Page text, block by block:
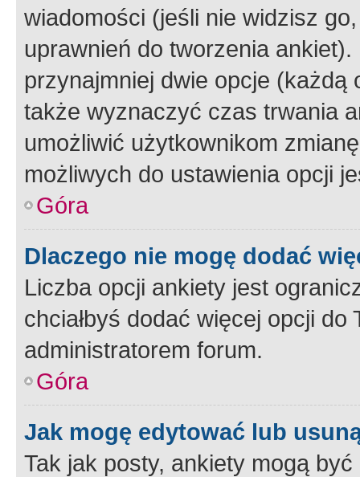
wiadomości (jeśli nie widzisz
uprawnień do tworzenia
przynajmniej dwie opcje
także wyznaczyć czas trwania
umożliwić użytkownikom
możliwych do ustawienia opcji
Góra
Dlaczego nie mogę dodać
Liczba opcji ankiety jest
chciałbyś dodać więcej opcji
administratorem forum.
Góra
Jak mogę edytować lub
Tak jak posty, ankiety mogą